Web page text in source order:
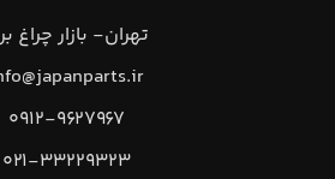
تهران- بازار چراغ
۰۹۱۲-۹۶۲۷۹۶۷
۰۲۱-۳۳۲۲۹۳۲۳